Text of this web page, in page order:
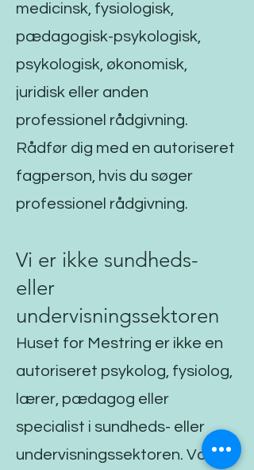
medicinsk, fysiologisk,
pædagogisk-psykologisk,
psykologisk, økonomisk,
juridisk eller anden
professionel rådgivning.
Rådfør dig med en autoriseret
fagperson, hvis du søger
professionel rådgivning.
Vi er ikke sundheds-
eller
undervisningssektoren
Huset for Mestring er ikke en
autoriseret psykolog, fysiolog,
lærer, pædagog eller
specialist i sundheds- eller
undervisningssektoren. Vores